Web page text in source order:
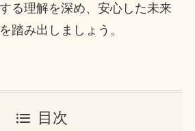
る理解を深め、安心した未来
踏み出しましょう。
目次